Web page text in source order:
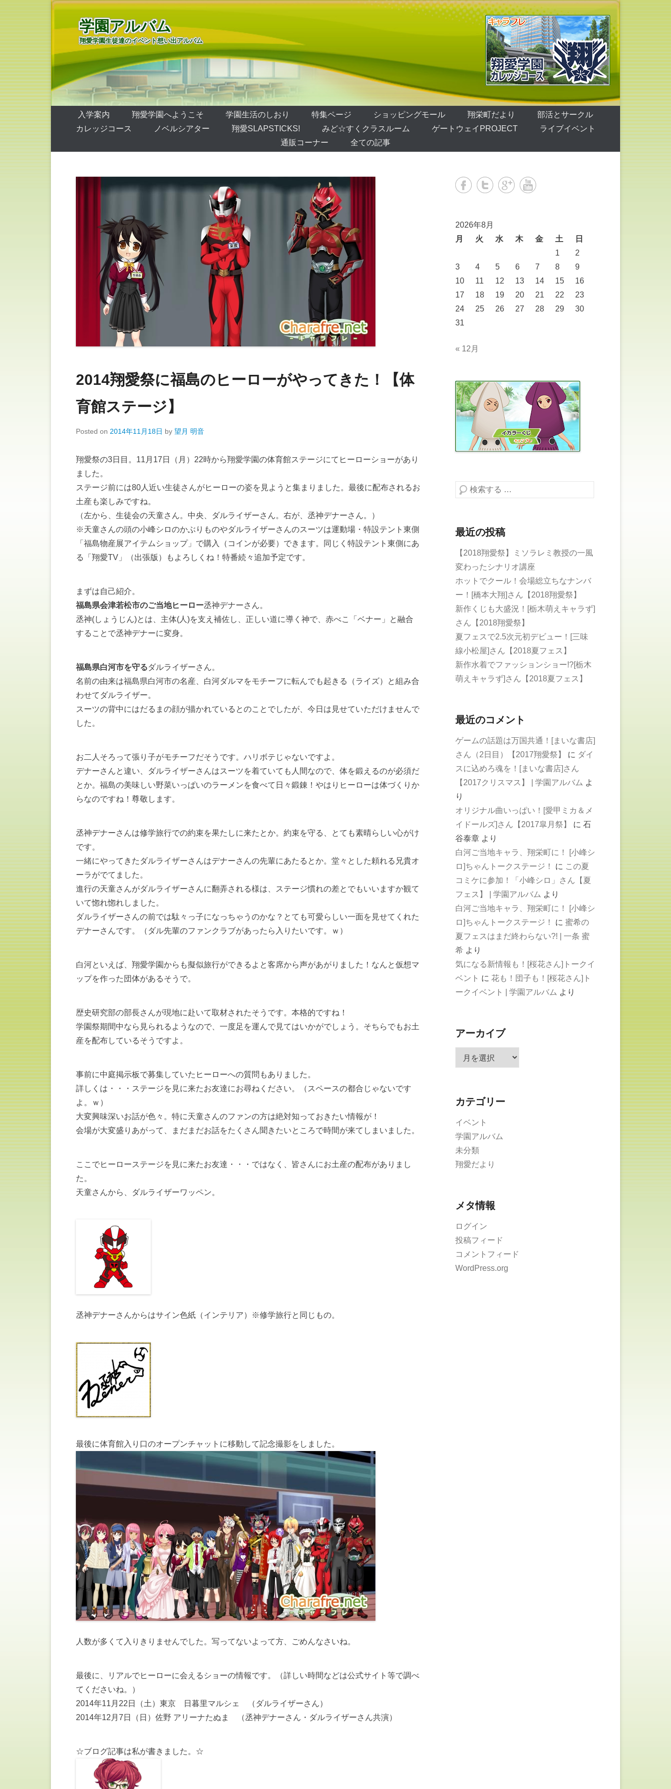
学園アルバム
翔愛学園生徒達のイベント想い出アルバム
第1メニュー
コンテンツへ移動
入学案内 翔愛学園へようこそ 学園生活のしおり 特集ページ ショッピングモール 翔栄町だより
部活とサークル
カレッジコース
ノベルシアター 翔愛SLAPSTICKS! みど☆すくクラスルーム ゲートウェイPROJECT
ライブイベント
通販コーナー
全ての記事
2014翔愛祭に福島のヒーローがやってきた！【体
育館ステージ】
Posted on 2014年11月18日 by 望月 明音
翔愛祭の3日目。11月17日（月）22時から翔愛学園の体育館ステージにてヒーローショーがあり
ました。
ステージ前には80人近い生徒さんがヒーローの姿を見ようと集まりました。最後に配布されるお
土産も楽しみですね。
（左から、生徒会の天童さん。中央、ダルライザーさん。右が、丞神デナーさん。）
※天童さんの頭の小峰シロのかぶりものやダルライザーさんのスーツは運動場・特設テント東側
「福島物産展アイテムショップ」で購入（コインが必要）できます。同じく特設テント東側にあ
る「翔愛TV」（出張版）もよろしくね！特番続々追加予定です。
まずは自己紹介。
福島県会津若松市のご当地ヒーロー丞神デナーさん。
丞神(しょうじん)とは、主体(人)を支え補佐し、正しい道に導く神で、赤べこ「ベナー」と融合
することで丞神デナーに変身。
福島県白河市を守るダルライザーさん。
名前の由来は福島県白河市の名産、白河ダルマをモチーフに転んでも起きる（ライズ）と組み合
わせてダルライザー。
スーツの背中にはだるまの顔が描かれているとのことでしたが、今日は見せていただけませんで
した。
お二人そろって張り子がモチーフだそうです。ハリボテじゃないですよ。
デナーさんと違い、ダルライザーさんはスーツを着ていても人間なので、体を鍛えるのが必須だ
とか。福島の美味しい野菜いっぱいのラーメンを食べて日々鍛錬！やはりヒーローは体づくりか
らなのですね！尊敬します。
丞神デナーさんは修学旅行での約束を果たしに来たとか。約束を守る、とても素晴らしい心がけ
です。
一緒にやってきたダルライザーさんはデナーさんの先輩にあたるとか。堂々とした頼れる兄貴オ
ーラがでてました。
進行の天童さんがダルライザーさんに翻弄される様は、ステージ慣れの差とでもいいますか観て
いて惚れ惚れしました。
ダルライザーさんの前では駄々っ子になっちゃうのかな？とても可愛らしい一面を見せてくれた
デナーさんです。（ダル先輩のファンクラブがあったら入りたいです。ｗ）
白河といえば、翔愛学園からも擬似旅行ができるよと客席から声があがりました！なんと仮想マ
ップを作った団体があるそうで。
歴史研究部の部長さんが現地に赴いて取材されたそうです。本格的ですね！
学園祭期間中なら見られるようなので、一度足を運んで見てはいかがでしょう。そちらでもお土
産を配布しているそうですよ。
事前に中庭掲示板で募集していたヒーローへの質問もありました。
詳しくは・・・ステージを見に来たお友達にお尋ねください。（スペースの都合じゃないです
よ。ｗ）
大変興味深いお話が色々。特に天童さんのファンの方は絶対知っておきたい情報が！
会場が大変盛りあがって、まだまだお話をたくさん聞きたいところで時間が来てしまいました。
ここでヒーローステージを見に来たお友達・・・ではなく、皆さんにお土産の配布がありまし
た。
天童さんから、ダルライザーワッペン。
丞神デナーさんからはサイン色紙（インテリア）※修学旅行と同じもの。
最後に体育館入り口のオープンチャットに移動して記念撮影をしました。
人数が多くて入りきりませんでした。写ってないよって方、ごめんなさいね。
最後に、リアルでヒーローに会えるショーの情報です。（詳しい時間などは公式サイト等で調べ
てくださいね。）
2014年11月22日（土）東京 日暮里マルシェ （ダルライザーさん）
2014年12月7日（日）佐野 アリーナたぬま （丞神デナーさん・ダルライザーさん共演）
☆ブログ記事は私が書きました。☆
2026年8月
月
火 水 木 金 土
日
1
2
3
4 5 6 7 8
9
10
11 12 13 14 15
16
17
18 19 20 21 22
23
24
25 26 27 28 29
30
31
« 12月
検索する
最近の投稿
【2018翔愛祭】ミソラレミ教授の一風
変わったシナリオ講座
ホットでクール！会場総立ちなナンバ
ー！[橋本大翔]さん【2018翔愛祭】
新作くじも大盛況！[栃木萌えキャラず]
さん【2018翔愛祭】
夏フェスで2.5次元初デビュー！[三味
線小松屋]さん【2018夏フェス】
新作水着でファッションショー!?[栃木
萌えキャラず]さん【2018夏フェス】
最近のコメント
ゲームの話題は万国共通！[まいな書店]
さん（2日目）【2017翔愛祭】
に ダイ
スに込めろ魂を！[まいな書店]さん
【2017クリスマス】 | 学園アルバム よ
り
オリジナル曲いっぱい！[愛甲ミカ＆メ
イドールズ]さん【2017皐月祭】
に 石
谷泰章 より
白河ご当地キャラ、翔栄町に！ [小峰シ
ロ]ちゃんトークステージ！
に この夏
コミケに参加！「小峰シロ」さん【夏
フェス】 | 学園アルバム より
白河ご当地キャラ、翔栄町に！ [小峰シ
ロ]ちゃんトークステージ！
に 蜜希の
夏フェスはまだ終わらない?! | 一条 蜜
希 より
気になる新情報も！[桜花さん]トークイ
ベント に 花も！団子も！[桜花さん]ト
ークイベント | 学園アルバム より
アーカイブ
ー
カテゴリー
イベント
学園アルバム
未分類
翔愛だより
メタ情報
ログイン
投稿フィード
コメントフィード
WordPress.org